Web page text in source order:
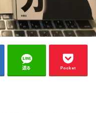
送る Pocket